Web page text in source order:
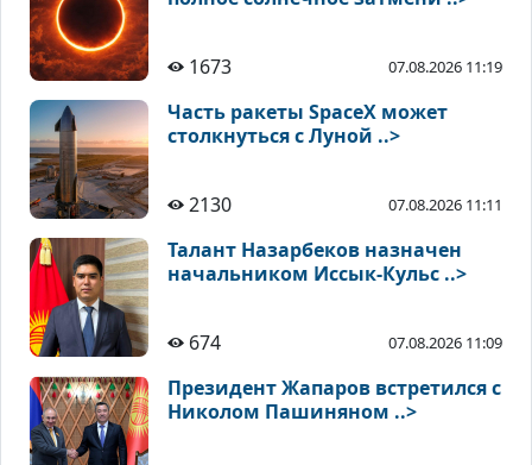
1673 07.08.2026 11:19
Часть ракеты SpaceX может
столкнуться с Луной ..>
2130 07.08.2026 11:11
Талант Назарбеков назначен
начальником Иссык-Кульс ..>
674 07.08.2026 11:09
Президент Жапаров встретился с
Николом Пашиняном ..>